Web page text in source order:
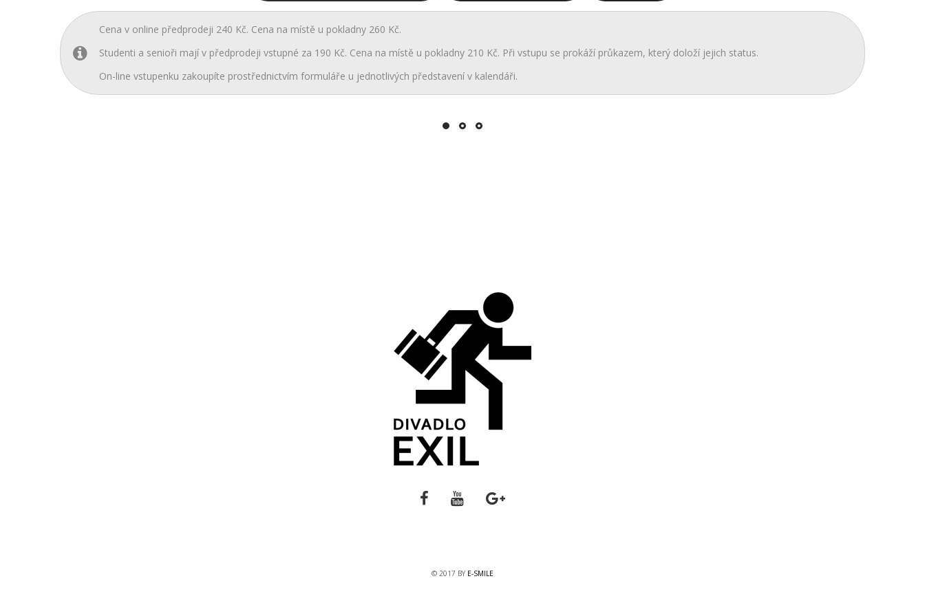
Cena v online předprodeji 240 Kč. Cena na místě u pokladny 260 Kč.
Studenti a senioři mají v předprodeji vstupné za 190 Kč. Cena na místě u pokladny 210 Kč. Při vstupu se prokáží průkazem, který doloží jejich status.
On-line vstupenku zakoupíte prostřednictvím formuláře u jednotlivých představení v kalendáři.
© 2017 BY E-SMILE